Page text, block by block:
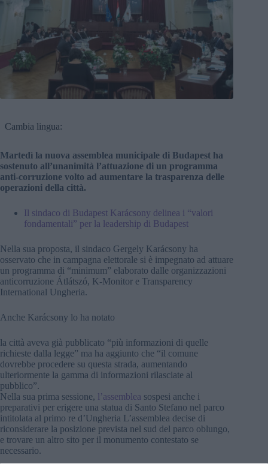
Cambia lingua:
Martedì la nuova assemblea municipale di Budapest ha
sostenuto all’unanimità l’attuazione di un programma
anti-corruzione volto ad aumentare la trasparenza delle
operazioni della città.
Il sindaco di Budapest Karácsony delinea i “valori
fondamentali” per la leadership di Budapest
Nella sua proposta, il sindaco Gergely Karácsony ha
osservato che in campagna elettorale si è impegnato ad attuare
un programma di “minimum” elaborato dalle organizzazioni
anticorruzione Átlátszó, K-Monitor e Transparency
International Ungheria.
Anche Karácsony lo ha notato
la città aveva già pubblicato “più informazioni di quelle
richieste dalla legge” ma ha aggiunto che “il comune
dovrebbe procedere su questa strada, aumentando
ulteriormente la gamma di informazioni rilasciate al
pubblico”.
Nella sua prima sessione, l’assemblea sospesi anche i
preparativi per erigere una statua di Santo Stefano nel parco
intitolata al primo re d’Ungheria L’assemblea decise di
riconsiderare la posizione prevista nel sud del parco oblungo,
e trovare un altro sito per il monumento contestato se
necessario.